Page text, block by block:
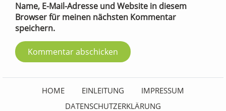
Name, E-Mail-Adresse und Website in diesem
Browser für meinen nächsten Kommentar
speichern.
HOME EINLEITUNG
IMPRESSUM
DATENSCHUTZERKLÄRUNG